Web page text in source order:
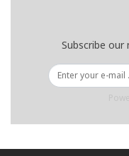
Subscribe